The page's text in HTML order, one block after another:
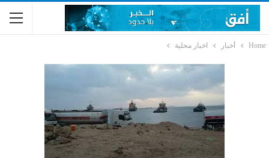
Home أخبار اخبار محلية